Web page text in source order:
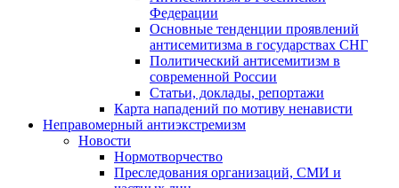
Федерации
Основные тенденции проявлений
антисемитизма в государствах СНГ
Политический антисемитизм в
современной России
Статьи, доклады, репортажи
Карта нападений по мотиву ненависти
Неправомерный антиэкстремизм
Новости
Нормотворчество
Преследования организаций, СМИ и